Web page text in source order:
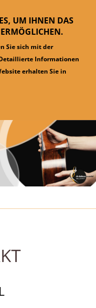
UM IHNEN DAS
Sie sich mit der
Informationen
erhalten Sie in